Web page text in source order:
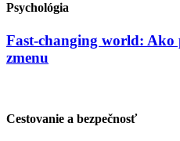
Psychológia
Fast-changing world:
zmenu
Cestovanie a bezpečnosť